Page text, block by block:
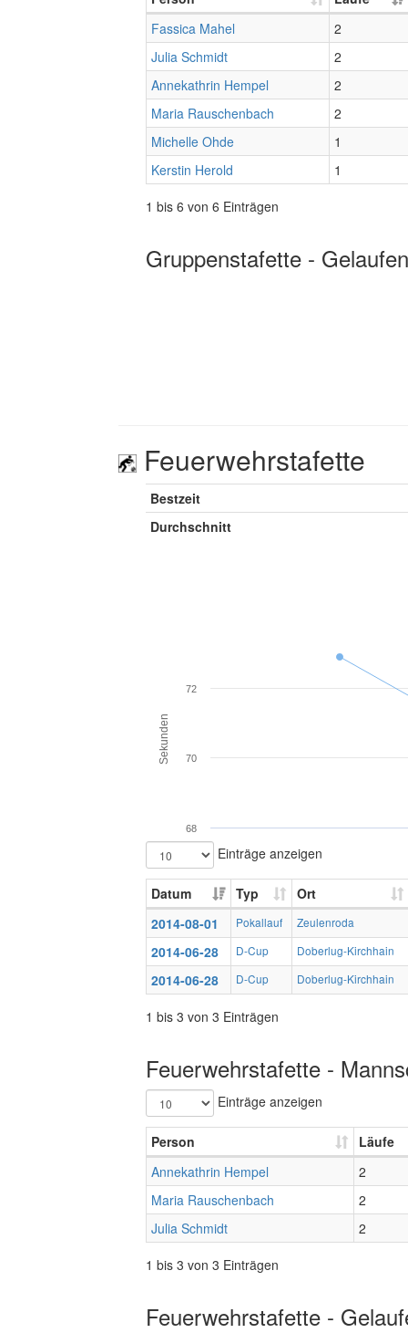
Fassica Mahel
2
Julia Schmidt
2
Annekathrin Hempel
2
Maria Rauschenbach
2
Michelle Ohde
1
Kerstin Herold
1
1 bis 6 von 6 Einträgen
Gruppenstafette -
Feuerwehrstafette
Bestzeit
Durchschnitt
Sekunden
68
70
72
Einträge anzeigen
Datum Typ
Ort
2014-08-01
Pokallauf Zeulenroda
2014-06-28 D-Cup Doberlug-Kirchhain
2014-06-28 D-Cup Doberlug-Kirchhain
1 bis 3 von 3 Einträgen
Feuerwehrstafette -
Einträge anzeigen
Person
Läufe
Annekathrin Hempel
2
Maria Rauschenbach
2
Julia Schmidt
2
1 bis 3 von 3 Einträgen
Feuerwehrstafette -